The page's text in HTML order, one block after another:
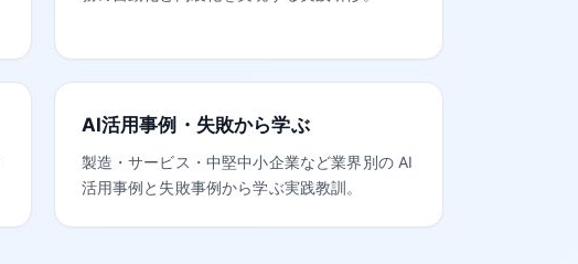
AI活用事例・失敗から学ぶ
製造・サービス・中堅中小企業など業界別の AI
活用事例と失敗事例から学ぶ実践教訓。